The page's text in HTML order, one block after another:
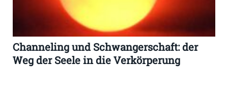
Channeling und Schwangerschaft: der
Weg der Seele in die Verkörperung